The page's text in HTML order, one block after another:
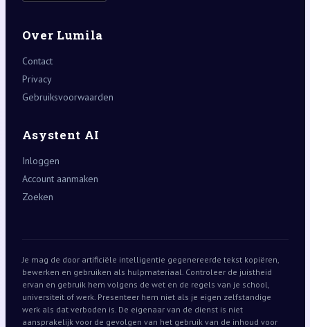
Over Lumila
Contact
Privacy
Gebruiksvoorwaarden
Asystent AI
Inloggen
Account aanmaken
Zoeken
Je mag de door artificiële intelligentie gegenereerde tekst kopiëren,
bewerken en gebruiken als hulpmateriaal. Controleer de juistheid
ervan en gebruik hem volgens de wet en de regels van je school,
universiteit of werk. Presenteer hem niet als je eigen zelfstandige
werk als dat verboden is. De eigenaar van de dienst is niet
aansprakelijk voor de gevolgen van het gebruik van de inhoud voor